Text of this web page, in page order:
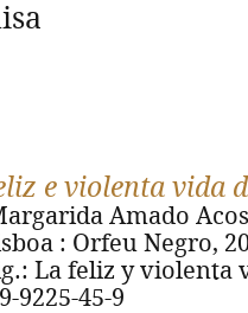
Ciências sociais...
Ciências sociais...
e violenta vida
Amado
: Orfeu Negro,
La feliz y violenta
9225-45-9